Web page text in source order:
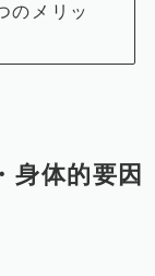
のメリッ
身体的要因